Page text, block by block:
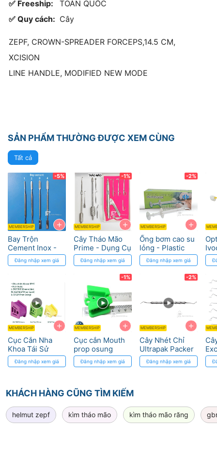
✅ Freeship:
TOÀN QUỐC
✅ Quy cách: Cây
ZEPF, CROWN-SPREADER FORCEPS,14.5 CM,
XCISION
LINE HANDLE, MODIFIED NEW MODE
SẢN PHẨM THƯỜNG ĐƯỢC XEM CÙNG
Tất cả
+
-5%
MEMBERSHIP
Bay Trộn
Cement Inox -
Dành cho Nha
Khoa
Đăng nhập xem giá
+
MEMBERSHIP
Cục Cắn Nha
Khoa Tái Sử
Dụng - Giảm Mỏi
Hàm
Đăng nhập xem giá
+
-1%
MEMBERSHIP
Cây Tháo Mão
Prime - Dụng Cụ
Chuyên Dụng
Nha Khoa
Đăng nhập xem giá
+
-1%
MEMBERSHIP
Cục cắn Mouth
prop osung
Đăng nhập xem giá
+
-2%
MEMBERSHIP
Ống bơm cao su
lỏng - Plastic
Syringe
Đăng nhập xem giá
+
-2%
MEMBERSHIP
Cây Nhét Chỉ
Ultrapak Packer
- Đầu Mỏng
Răng Cưa
Đăng nhập xem giá
-
vị
KHÁCH HÀNG CŨNG TÌM KIẾM
helmut zepf kìm tháo mão kìm tháo mão răng